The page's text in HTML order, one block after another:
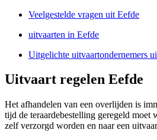
Veelgestelde vragen uit Eefde
uitvaarten in Eefde
Uitgelichte uitvaartondernemers
Uitvaart regelen Eefde
Het afhandelen van een overlijden is
tijd de teraardebestelling geregeld moet
zelf verzorgd worden en naar een